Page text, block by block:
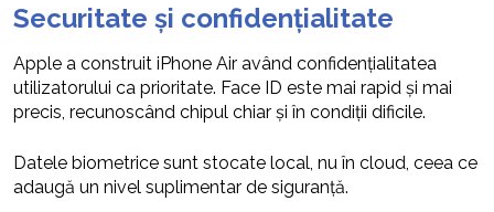
Securitate și confidențialitate
Apple a construit iPhone Air având confidențialitatea
utilizatorului ca prioritate. Face ID este mai rapid și mai
precis, recunoscând chipul chiar și în condiții dificile.
Datele biometrice sunt stocate local, nu în cloud, ceea ce
adaugă un nivel suplimentar de siguranță.